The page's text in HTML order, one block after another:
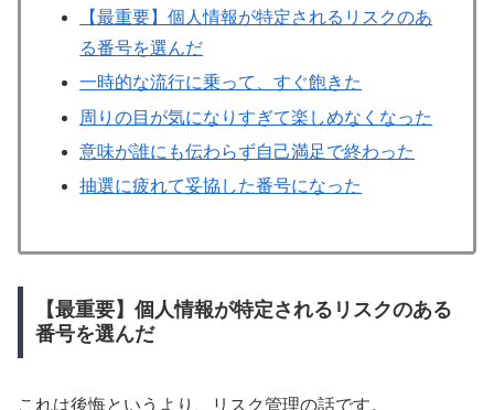
【最重要】個人情報が特定されるリスクのあ
る番号を選んだ
一時的な流行に乗って、すぐ飽きた
周りの目が気になりすぎて楽しめなくなった
意味が誰にも伝わらず自己満足で終わった
抽選に疲れて妥協した番号になった
【最重要】個人情報が特定されるリスクのある
番号を選んだ
これは後悔というより、リスク管理の話です。